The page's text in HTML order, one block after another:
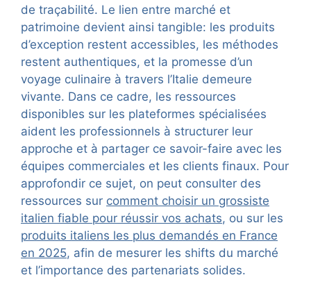
de traçabilité. Le lien entre marché et
patrimoine devient ainsi tangible: les produits
d’exception restent accessibles, les méthodes
restent authentiques, et la promesse d’un
voyage culinaire à travers l’Italie demeure
vivante. Dans ce cadre, les ressources
disponibles sur les plateformes spécialisées
aident les professionnels à structurer leur
approche et à partager ce savoir-faire avec les
équipes commerciales et les clients finaux. Pour
approfondir ce sujet, on peut consulter des
ressources sur comment choisir un grossiste
italien fiable pour réussir vos achats, ou sur les
produits italiens les plus demandés en France
en 2025, afin de mesurer les shifts du marché
et l’importance des partenariats solides.